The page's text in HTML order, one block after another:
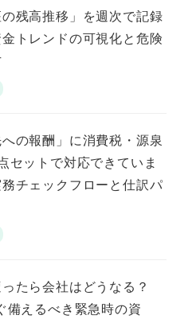
残高推移」を週次で記録
トレンドの可視化と危険
の報酬」に消費税・源泉
セットで対応できていま
チェックフローと仕訳パ
たら会社はどうなる？
えるべき緊急時の資